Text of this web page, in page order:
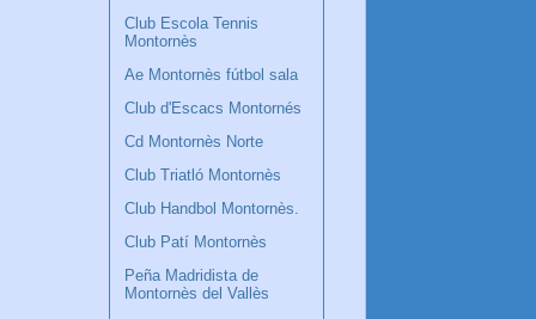
Club Escola Tennis
Montornès
Ae Montornès fútbol sala
Club d'Escacs Montornés
Cd Montornès Norte
Club Triatló Montornès
Club Handbol Montornès.
Club Patí Montornès
Peña Madridista de
Montornès del Vallès